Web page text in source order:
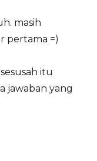
masih
pertama =)
itu
jawaban yang